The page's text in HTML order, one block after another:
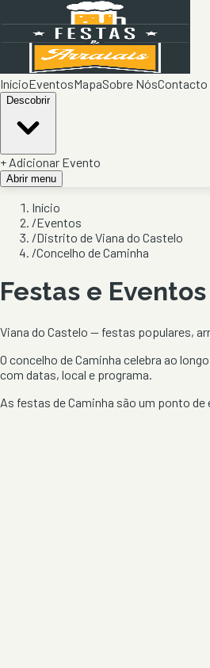
InícioEventosMapaSobre NósContacto
Descobrir
+ Adicionar Evento
Abrir menu
Início
/Eventos
/Distrito de Viana do Castelo
/Concelho de Caminha
Festas e
Viana do Castelo — festas populares,
O concelho deCaminha celebra ao
com datas, local e programa.
As festas deCaminha são um ponto de